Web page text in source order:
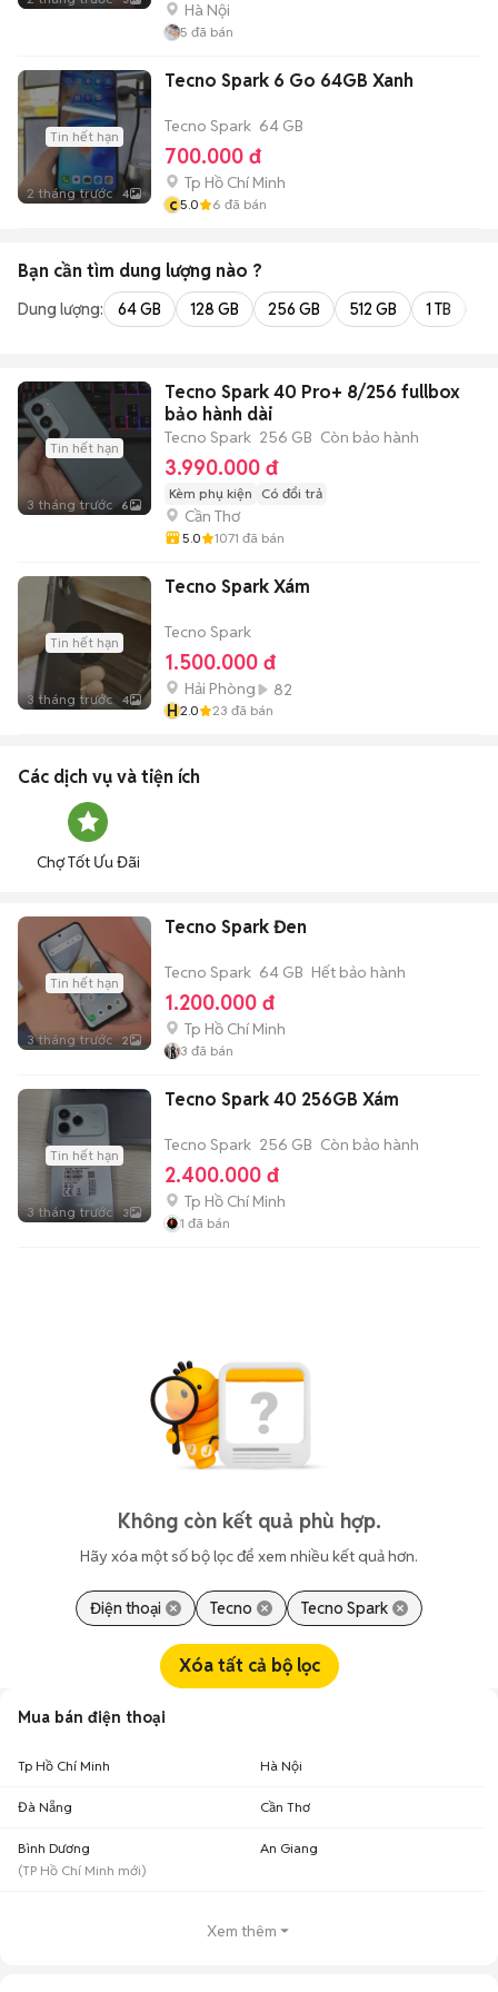
Hà Nội
5 đã bán
Tin hết hạn
2 tháng trước 4
Tecno Spark 6 Go 64GB Xanh
Tecno Spark 64 GB
700.000 đ
Tp Hồ Chí Minh
c 5.0 6 đã bán
Bạn cần tìm dung lượng nào ?
Dung lượng: 64 GB 128 GB 256 GB 512 GB 1 TB
Tin hết hạn
3 tháng trước 6
Tecno Spark 40 Pro+ 8/256 fullbox
bảo hành dài
Tecno Spark 256 GB Còn bảo hành
3.990.000 đ
Kèm phụ kiện Có đổi trả
Cần Thơ
5.0 1071 đã bán
Tin hết hạn
3 tháng trước 4
Tecno Spark Xám
Tecno Spark
1.500.000 đ
Hải Phòng
82
H2.0 23 đã bán
Các dịch vụ và tiện ích
Chợ Tốt Ưu Đãi
Tin hết hạn
3 tháng trước 2
Tecno Spark Đen
Tecno Spark 64 GB Hết bảo hành
1.200.000 đ
Tp Hồ Chí Minh
3 đã bán
Tin hết hạn
3 tháng trước 3
Tecno Spark 40 256GB Xám
Tecno Spark 256 GB Còn bảo hành
2.400.000 đ
Tp Hồ Chí Minh
1 đã bán
Không còn kết quả phù hợp.
Hãy xóa một số bộ lọc để xem nhiều kết quả hơn.
Điện thoại Tecno Tecno Spark
Xóa tất cả bộ lọc
Mua bán điện thoại
Tp Hồ Chí Minh Hà Nội
Đà Nẵng Cần Thơ
Bình Dương
(TP Hồ Chí Minh mới)
An Giang
Xem thêm